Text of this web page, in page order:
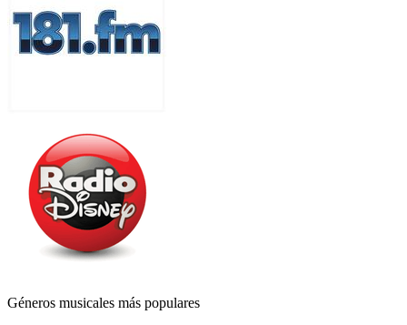
Géneros musicales más populares